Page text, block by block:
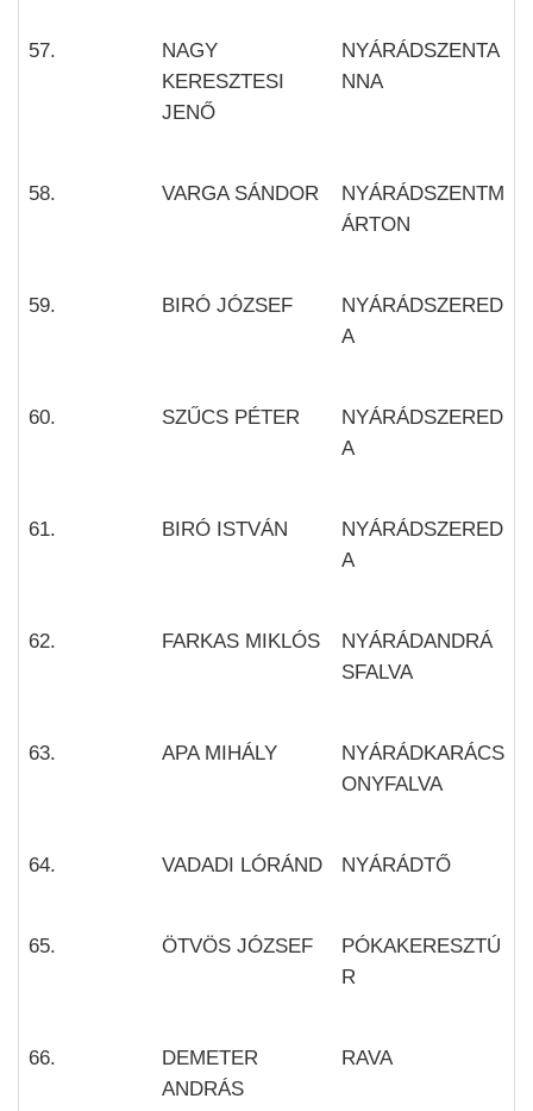
57.
NAGY
KERESZTESI
JENŐ
NYÁRÁDSZENTA
NNA
58. VARGA SÁNDOR
NYÁRÁDSZENTM
ÁRTON
59. BIRÓ JÓZSEF
NYÁRÁDSZERED
A
60. SZŰCS PÉTER
NYÁRÁDSZERED
A
61. BIRÓ ISTVÁN
NYÁRÁDSZERED
A
62. FARKAS MIKLÓS
NYÁRÁDANDRÁ
SFALVA
63. APA MIHÁLY
NYÁRÁDKARÁCS
ONYFALVA
64. VADADI LÓRÁND NYÁRÁDTŐ
65. ÖTVÖS JÓZSEF
PÓKAKERESZTÚ
R
66.
DEMETER
ANDRÁS
RAVA